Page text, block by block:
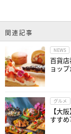
関連記事
NEWS
百貨
ョッ
グルメ
【大
すす